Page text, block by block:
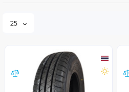
25